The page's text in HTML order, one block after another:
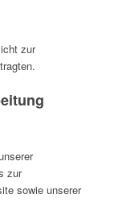
zur
zur
sowie unserer